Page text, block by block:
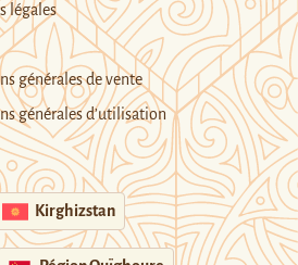
légales
générales de vente
générales d’utilisation
Kirghizstan